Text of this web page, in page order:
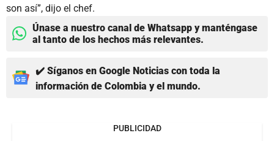
son así”, dijo el chef.
Únase a nuestro canal de Whatsapp y manténgase
al tanto de los hechos más relevantes.
✔️ Síganos en Google Noticias con toda la
información de Colombia y el mundo.
PUBLICIDAD